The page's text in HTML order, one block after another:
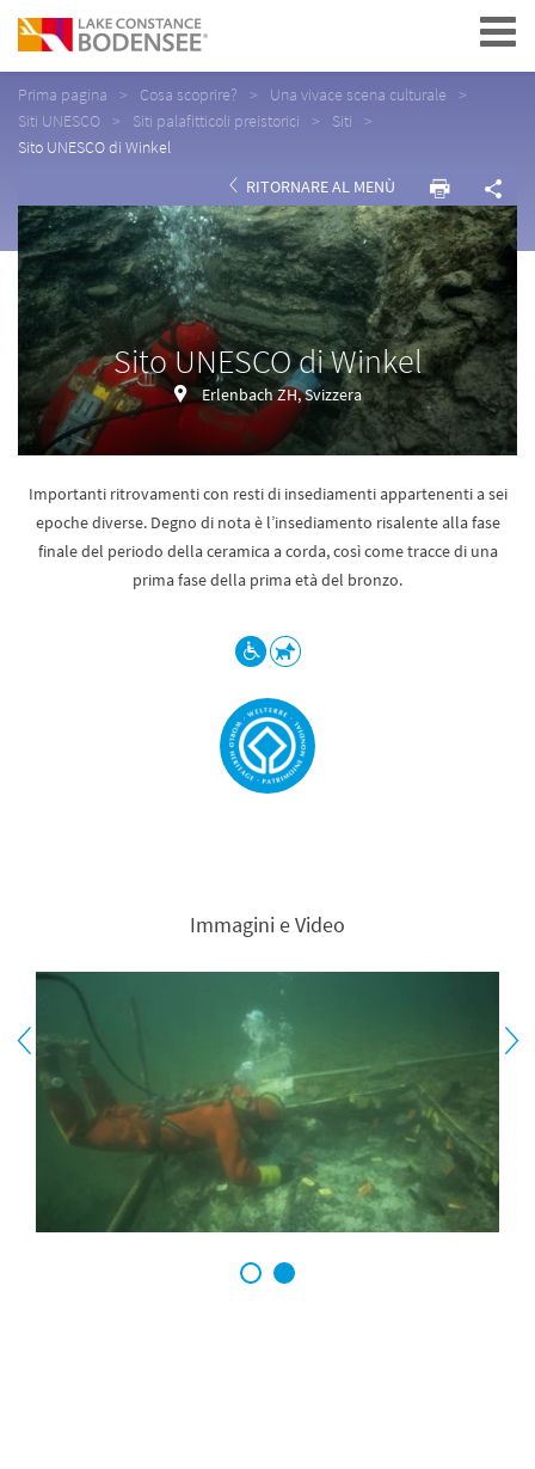
Navigation
Prima pagina Cosa scoprire?
Una vivace scena culturale
Siti UNESCO
Siti palafitticoli preistorici
Siti
Sito UNESCO di Winkel
RITORNARE AL MENÙ
Sito UNESCO di Winkel
Erlenbach ZH, Svizzera
Importanti ritrovamenti con resti di insediamenti appartenenti a sei
epoche diverse. Degno di nota è l’insediamento risalente alla fase
finale del periodo della ceramica a corda, così come tracce di una
prima fase della prima età del bronzo.
Immagini e Video
1 2